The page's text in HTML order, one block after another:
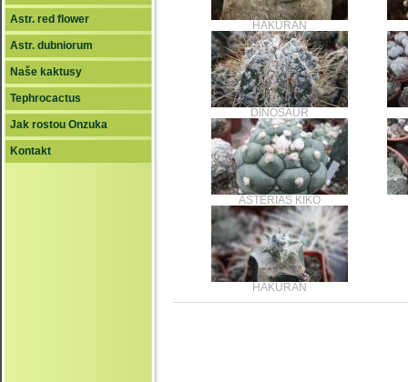
HAKURAN
DINOSAUR
ASTERIAS KIKO
HAKURAN
Astr. red flower
Astr. dubniorum
Naše kaktusy
Tephrocactus
Jak rostou Onzuka
Kontakt